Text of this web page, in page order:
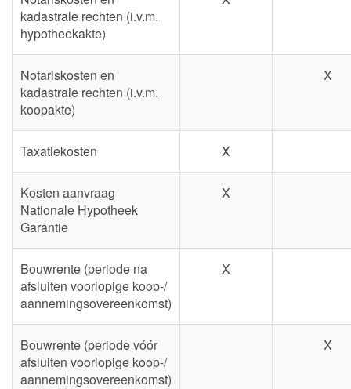
kadastrale rechten (i.v.m.
hypotheekakte)
Notariskosten en
kadastrale rechten (i.v.m.
koopakte)
X
Taxatiekosten X
Kosten aanvraag
Nationale Hypotheek
Garantie
X
Bouwrente (periode na
afsluiten voorlopige koop-/
aannemingsovereenkomst)
X
Bouwrente (periode vóór
afsluiten voorlopige koop-/
aannemingsovereenkomst)
X